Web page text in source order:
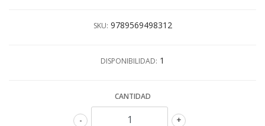
SKU: 9789569498312
DISPONIBILIDAD: 1
CANTIDAD
+
-